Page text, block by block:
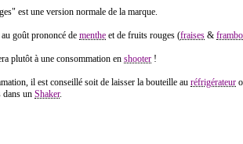
est une version normale de la marque.
au goût prononcé de menthe et de fruits rouges (fraises &
plutôt à une consommation en shooter !
il est conseillé soit de laisser la bouteille au réfrigérateur
dans un Shaker.